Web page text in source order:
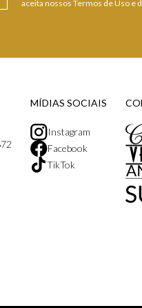
aceita nossos Termos de Uso e
MÍDIAS SOCIAIS
Instagram
Facebook
TikTok